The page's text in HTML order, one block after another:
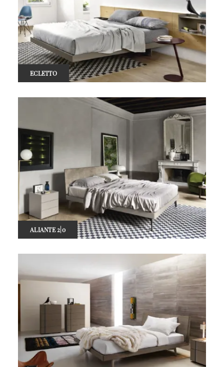
ECLETTO
ALIANTE 2|0